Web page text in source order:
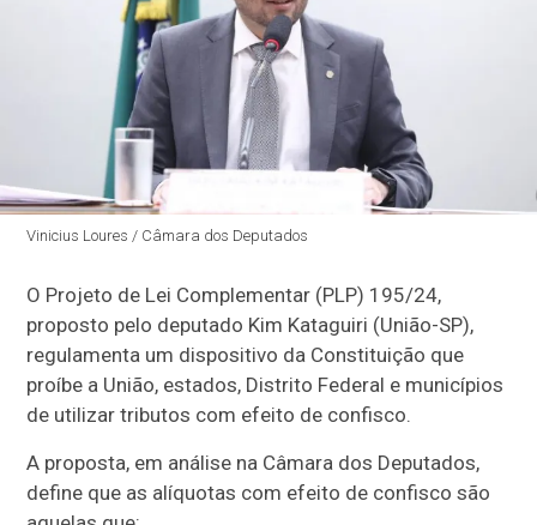
Vinicius Loures / Câmara dos Deputados
O Projeto de Lei Complementar (PLP) 195/24,
proposto pelo deputado Kim Kataguiri (União-SP),
regulamenta um dispositivo da Constituição que
proíbe a União, estados, Distrito Federal e municípios
de utilizar tributos com efeito de confisco.
A proposta, em análise na Câmara dos Deputados,
define que as alíquotas com efeito de confisco são